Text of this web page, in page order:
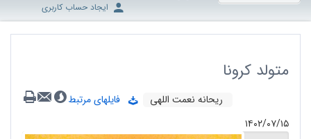
ایجاد حساب کاربری
متولد کرونا
ریحانه نعمت اللهی
فایلهای مرتبط
۱۴۰۲/۰۷/۱۵